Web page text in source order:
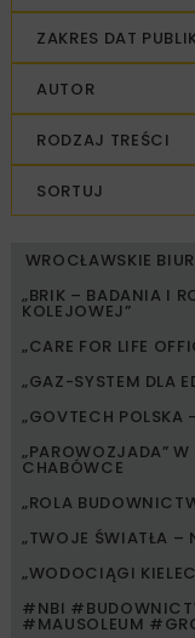
ZAKRES DAT
AUTOR
RODZAJ TREŚCI
SORTUJ
WROCŁAWSKIE
„BRIK – BADANIA I
KOLEJOWEJ”
„CARE FOR LIFE
„GAZ-SYSTEM DLA
„GOVTECH POLSKA
„PAROWOZJADA”
CHABÓWCE
„ROLA
„TWOJE ŚWIATŁA –
„WODOCIĄGI
#NBI
#MAUSOLEUM